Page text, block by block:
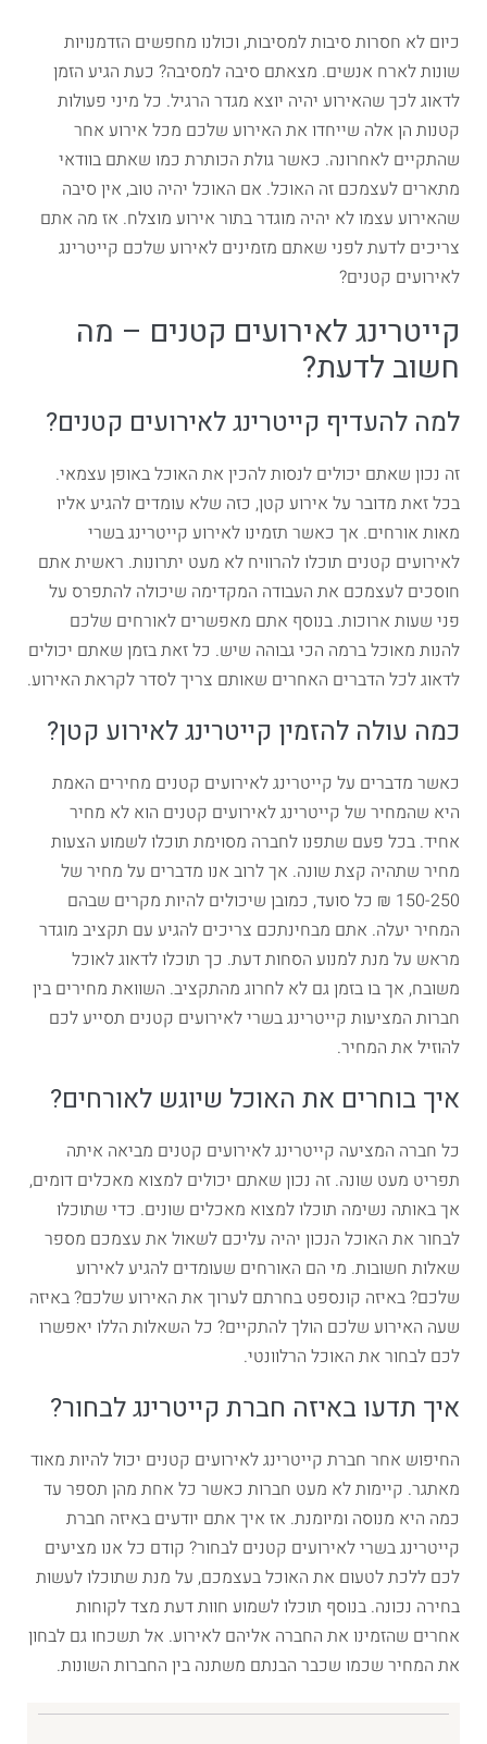
כיום לא חסרות סיבות למסיבות, וכולנו מחפשים הזדמנויות
שונות לארח אנשים. מצאתם סיבה למסיבה? כעת הגיע הזמן
לדאוג לכך שהאירוע יהיה יוצא מגדר הרגיל. כל מיני פעולות
קטנות הן אלה שייחדו את האירוע שלכם מכל אירוע אחר
שהתקיים לאחרונה. כאשר גולת הכותרת כמו שאתם בוודאי
מתארים לעצמכם זה האוכל. אם האוכל יהיה טוב, אין סיבה
שהאירוע עצמו לא יהיה מוגדר בתור אירוע מוצלח. אז מה אתם
צריכים לדעת לפני שאתם מזמינים לאירוע שלכם קייטרינג
לאירועים קטנים?
קייטרינג לאירועים קטנים – מה
חשוב לדעת?
למה להעדיף קייטרינג לאירועים קטנים?
זה נכון שאתם יכולים לנסות להכין את האוכל באופן עצמאי.
בכל זאת מדובר על אירוע קטן, כזה שלא עומדים להגיע אליו
מאות אורחים. אך כאשר תזמינו לאירוע קייטרינג בשרי
לאירועים קטנים תוכלו להרוויח לא מעט יתרונות. ראשית אתם
חוסכים לעצמכם את העבודה המקדימה שיכולה להתפרס על
פני שעות ארוכות. בנוסף אתם מאפשרים לאורחים שלכם
להנות מאוכל ברמה הכי גבוהה שיש. כל זאת בזמן שאתם יכולים
לדאוג לכל הדברים האחרים שאותם צריך לסדר לקראת האירוע.
כמה עולה להזמין קייטרינג לאירוע קטן?
כאשר מדברים על קייטרינג לאירועים קטנים מחירים האמת
היא שהמחיר של קייטרינג לאירועים קטנים הוא לא מחיר
אחיד. בכל פעם שתפנו לחברה מסוימת תוכלו לשמוע הצעות
מחיר שתהיה קצת שונה. אך לרוב אנו מדברים על מחיר של
150-250 ₪ כל סועד, כמובן שיכולים להיות מקרים שבהם
המחיר יעלה. אתם מבחינתכם צריכים להגיע עם תקציב מוגדר
מראש על מנת למנוע הסחות דעת. כך תוכלו לדאוג לאוכל
משובח, אך בו בזמן גם לא לחרוג מהתקציב. השוואת מחירים בין
חברות המציעות קייטרינג בשרי לאירועים קטנים תסייע לכם
להוזיל את המחיר.
איך בוחרים את האוכל שיוגש לאורחים?
כל חברה המציעה קייטרינג לאירועים קטנים מביאה איתה
תפריט מעט שונה. זה נכון שאתם יכולים למצוא מאכלים דומים,
אך באותה נשימה תוכלו למצוא מאכלים שונים. כדי שתוכלו
לבחור את האוכל הנכון יהיה עליכם לשאול את עצמכם מספר
שאלות חשובות. מי הם האורחים שעומדים להגיע לאירוע
שלכם? באיזה קונספט בחרתם לערוך את האירוע שלכם? באיזה
שעה האירוע שלכם הולך להתקיים? כל השאלות הללו יאפשרו
לכם לבחור את האוכל הרלוונטי.
איך תדעו באיזה חברת קייטרינג לבחור?
החיפוש אחר חברת קייטרינג לאירועים קטנים יכול להיות מאוד
מאתגר. קיימות לא מעט חברות כאשר כל אחת מהן תספר עד
כמה היא מנוסה ומיומנת. אז איך אתם יודעים באיזה חברת
קייטרינג בשרי לאירועים קטנים לבחור? קודם כל אנו מציעים
לכם ללכת לטעום את האוכל בעצמכם, על מנת שתוכלו לעשות
בחירה נכונה. בנוסף תוכלו לשמוע חוות דעת מצד לקוחות
אחרים שהזמינו את החברה אליהם לאירוע. אל תשכחו גם לבחון
את המחיר שכמו שכבר הבנתם משתנה בין החברות השונות.